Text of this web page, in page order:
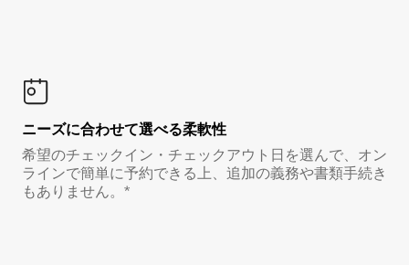
ニーズに合わせて選べる柔軟性
希望のチェックイン・チェックアウト日を選んで、オン
ラインで簡単に予約できる上、追加の義務や書類手続き
もありません。*